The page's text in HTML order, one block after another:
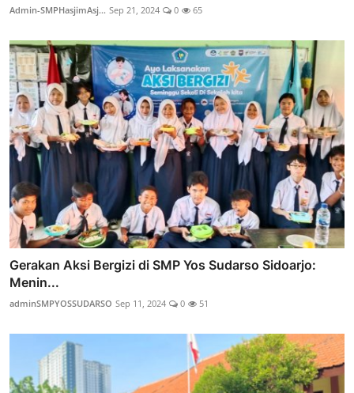
Admin-SMPHasjimAsj... Sep 21, 2024 0 65
Gerakan Aksi Bergizi di SMP Yos Sudarso Sidoarjo:
Menin...
adminSMPYOSSUDARSO Sep 11, 2024 0 51